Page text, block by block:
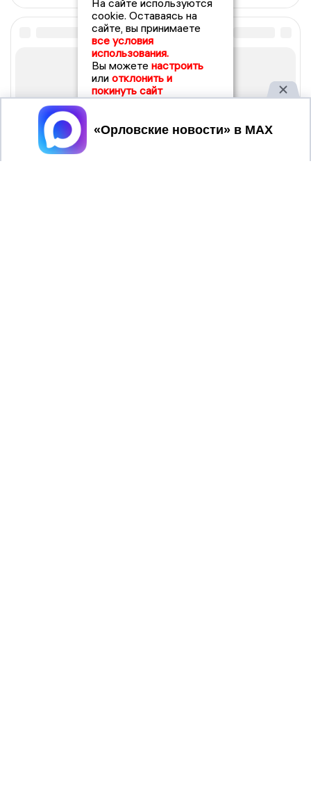
На сайте используются
cookie. Оставаясь на
сайте, вы принимаете
все условия
использования.
Вы можете настроить
или отклонить и
покинуть сайт
Принять